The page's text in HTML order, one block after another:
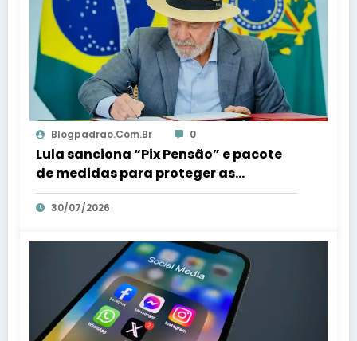
Blogpadrao.com.br 0
Lula sanciona “Pix Pensão” e pacote
de medidas para proteger as
mulheres – Em Dia ES
30/07/2026